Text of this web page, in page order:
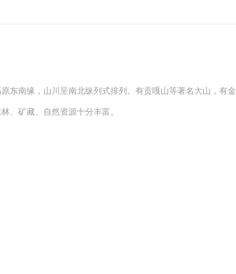
东南缘，山川呈南北纵列式排列。有贡嘎山等著名大山，有金
、矿藏、自然资源十分丰富。